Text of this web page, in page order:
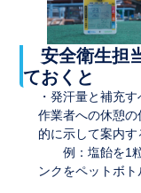
安全衛生担
ておくと
・発汗量と補充
作業者への休憩
的に示して案内す
例：塩飴を1粒
ンクをペットボト